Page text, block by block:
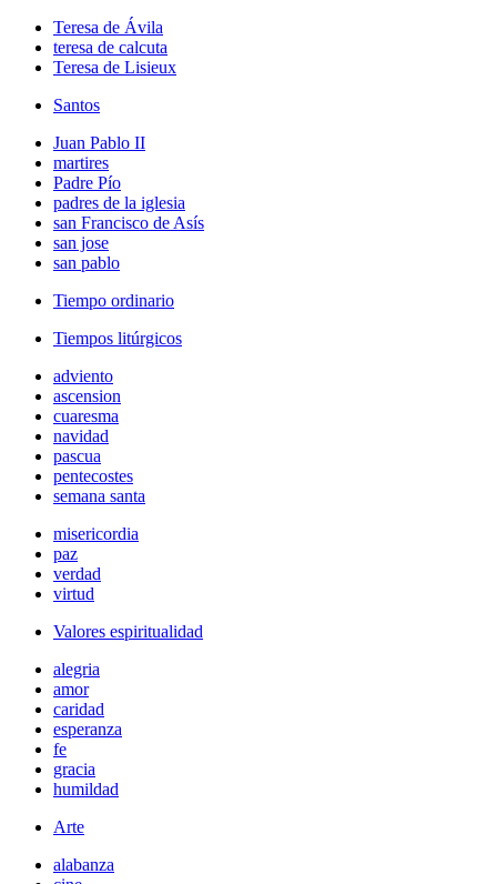
Teresa de Ávila
teresa de calcuta
Teresa de Lisieux
Santos
Juan Pablo II
martires
Padre Pío
padres de la iglesia
san Francisco de Asís
san jose
san pablo
Tiempo ordinario
Tiempos litúrgicos
adviento
ascension
cuaresma
navidad
pascua
pentecostes
semana santa
misericordia
paz
verdad
virtud
Valores espiritualidad
alegria
amor
caridad
esperanza
fe
gracia
humildad
Arte
alabanza